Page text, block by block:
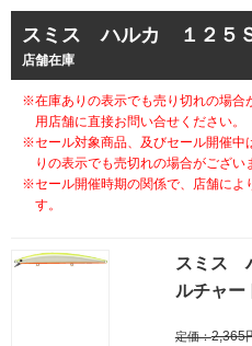
スミス ハルカ １２５
店舗在庫
※在庫ありの表示でも売り切れの場合
用店舗に直接お問い合せください。
※セール対象商品、及びセール開催中
りの表示でも売切れの場合がござい
※セール開催時期の関係で、店舗によ
す。
スミス
ルチャー
定価：2,365